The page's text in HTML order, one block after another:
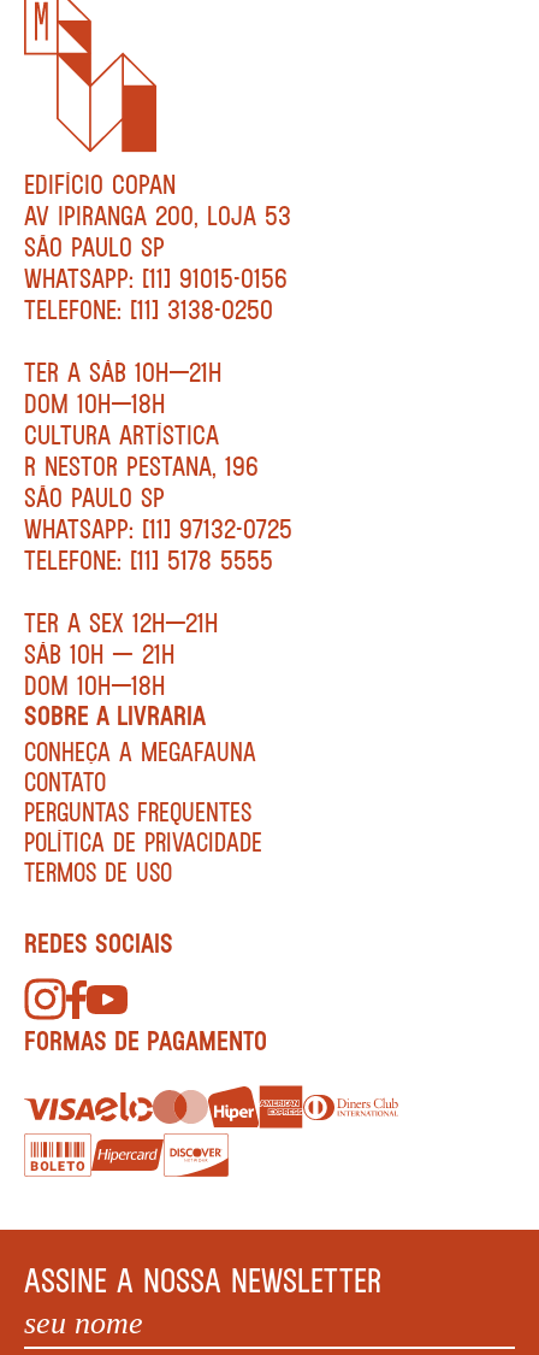
EDIFÍCIO COPAN
AV IPIRANGA 200, LOJA 53
SÃO PAULO SP
WHATSAPP: [11] 91015-0156
TELEFONE: [11] 3138-0250
TER A SÁB 10H—21H
DOM 10H—18H
CULTURA ARTÍSTICA
R NESTOR PESTANA, 196
SÃO PAULO SP
WHATSAPP: [11] 97132-0725
TELEFONE: [11] 5178 5555
TER A SEX 12H—21H
SÁB 10H — 21H
DOM 10H—18H
SOBRE A LIVRARIA
CONHEÇA A MEGAFAUNA
CONTATO
PERGUNTAS FREQUENTES
POLÍTICA DE PRIVACIDADE
TERMOS DE USO
REDES SOCIAIS
FORMAS DE PAGAMENTO
ASSINE A NOSSA NEWSLETTER